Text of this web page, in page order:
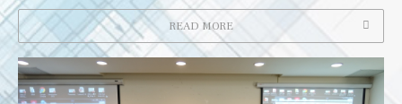
READ MORE